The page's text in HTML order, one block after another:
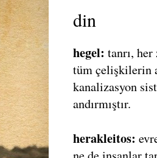
din
hegel: tanrı,
tüm çelişkilerin
kanalizasyon
andırmıştır.
herakleitos: